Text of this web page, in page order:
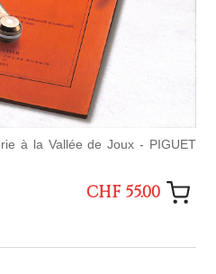
à la Vallée de Joux - PIGUET
CHF 55.00